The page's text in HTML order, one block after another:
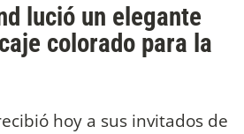
lució un elegante
colorado para la
hoy a sus invitados de